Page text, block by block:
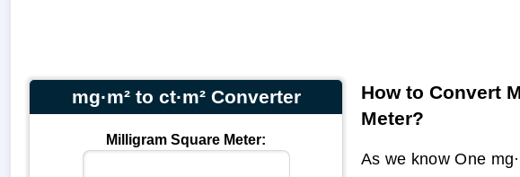
mg·m² to ct·m² Converter
Milligram Square Meter:
How to Convert
Meter?
As we know One